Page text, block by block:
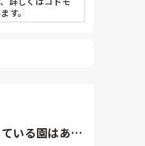
す。
いる園はあり